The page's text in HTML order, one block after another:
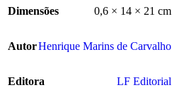
Dimensões 0,6 × 14 × 21 cm
AutorHenrique Marins de Carvalho
Editora LF Editorial